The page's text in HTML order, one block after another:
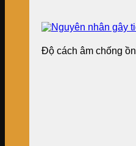
Độ cách âm chống ồn